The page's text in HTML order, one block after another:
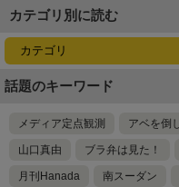
カテゴリ別に読む
話題のキーワード
メディア定点観測 アベを倒
山口真由 ブラ弁は見た！
月刊Hanada 南スーダン